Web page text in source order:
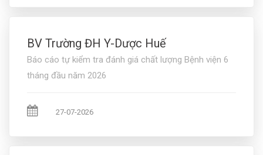
BV Trường ĐH Y-Dược Huế
Báo cáo tự kiểm tra đánh giá chất lượng Bệnh viện 6
tháng đầu năm 2026
27-07-2026